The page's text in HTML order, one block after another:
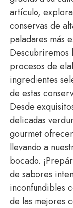
artículo,
conservas de
paladares más
Descubriremos
procesos de
ingredientes
de estas
Desde
delicadas
gourmet
llevando a
bocado.
de sabores
inconfundibles
de las mejores